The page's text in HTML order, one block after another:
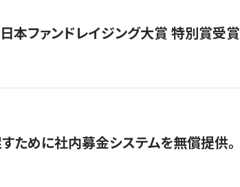
本ファンドレイジング大賞 特別賞受賞
ために社内募金システムを無償提供。